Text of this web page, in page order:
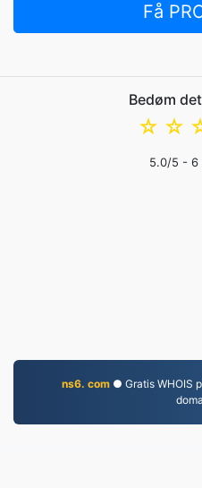
Få
Bedøm
☆
☆
5.0/5 - 6
ns6. com ● Gratis WHOIS